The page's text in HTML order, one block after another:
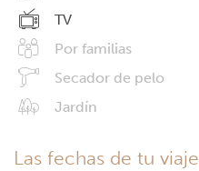
TV
Por familias
Secador de pelo
Jardín
Las fechas de tu viaje